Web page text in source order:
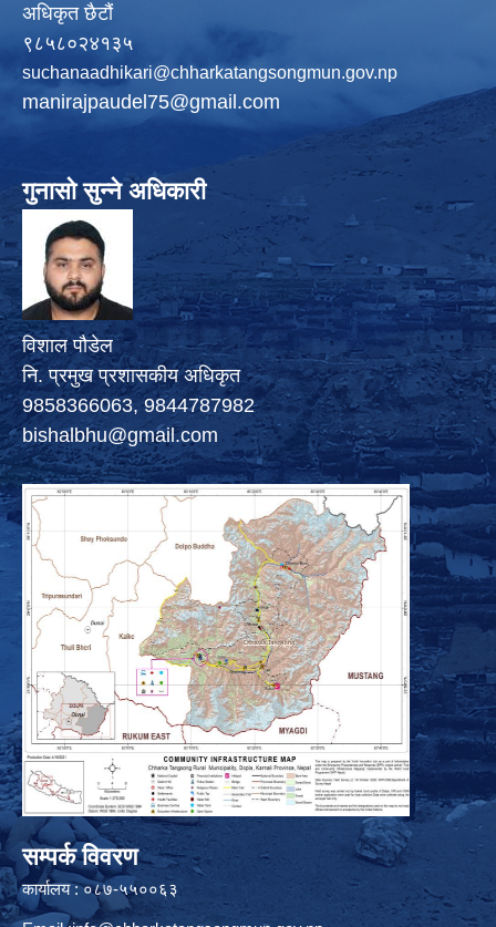
अधिकृत छैटौं
९८५८०२४१३५
suchanaadhikari@chharkatangsongmun.gov.np
manirajpaudel75@gmail.com
गुनासो सुन्ने अधिकारी
विशाल पौडेल
नि. प्रमुख प्रशासकीय अधिकृत
9858366063, 9844787982
bishalbhu@gmail.com
सम्पर्क विवरण
कार्यालय : ०८७-५५००६३